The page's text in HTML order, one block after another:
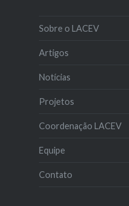
Sobre o LACEV
Artigos
Notícias
Projetos
Coordenação LACEV
Equipe
Contato